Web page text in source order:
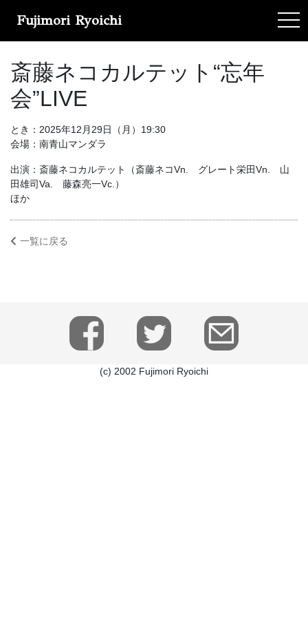
Fujimori Ryoichi
斎藤ネコカルテット“忘年
会”LIVE
とき：2025年12月29日（月）19:30
会場：南青山マンダラ
出演：斎藤ネコカルテット（斎藤ネコVn. グレート栄田Vn. 山
田雄司Va. 藤森亮一Vc.）
ほか
一覧に戻る
(c) 2002 Fujimori Ryoichi